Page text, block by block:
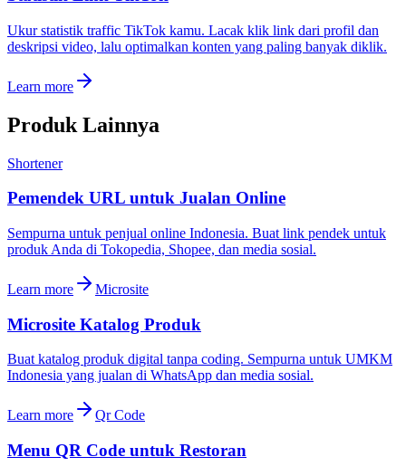
Ukur statistik traffic TikTok kamu. Lacak klik link dari profil dan
deskripsi video, lalu optimalkan konten yang paling banyak diklik.
Learn more
Produk Lainnya
Shortener
Pemendek URL untuk Jualan Online
Sempurna untuk penjual online Indonesia. Buat link pendek untuk
produk Anda di Tokopedia, Shopee, dan media sosial.
Learn more Microsite
Microsite Katalog Produk
Buat katalog produk digital tanpa coding. Sempurna untuk UMKM
Indonesia yang jualan di WhatsApp dan media sosial.
Learn more Qr Code
Menu QR Code untuk Restoran